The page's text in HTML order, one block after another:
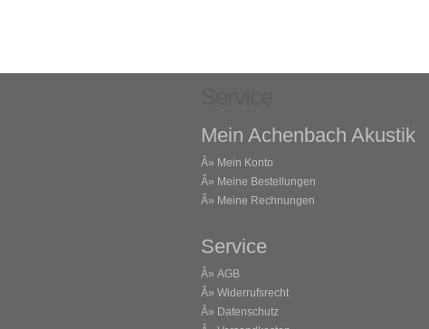
Mein Achenbach Akustik
Â» Mein Konto
Â» Meine Bestellungen
Â» Meine Rechnungen
Service
Â» AGB
Â» Widerrufsrecht
Â» Datenschutz